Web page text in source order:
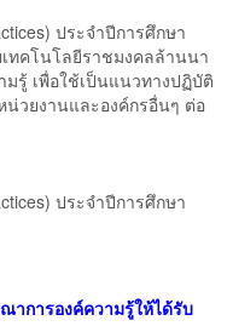
ประจําปีการศึกษา
ทคโนโลยีราชมงคลล้านนา
มรู้ เพื่อใช้เป็นแนวทางปฏิบัติ
น่วยงานและองค์กรอื่นๆ ต่อ
ประจําปีการศึกษา
าการองค์ความรู้ให้ได้รับ